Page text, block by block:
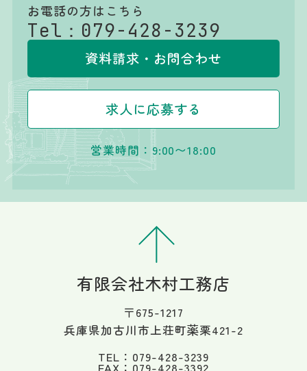
お電話の方はこちら
Tel： 079-428-3239
資料請求・お問合わせ
求人に応募する
営業時間：9:00〜18:00
有限会社木村工務店
〒675-1217
兵庫県加古川市上荘町薬栗421-2
TEL：079-428-3239
FAX：079-428-3392